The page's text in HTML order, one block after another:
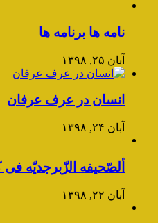
نامه ها برنامه ها
آبان ۲۵, ۱۳۹۸
انسان در عرف عرفان
آبان ۲۴, ۱۳۹۸
ألصّحیفه الزّبرجدیّه
آبان ۲۲, ۱۳۹۸